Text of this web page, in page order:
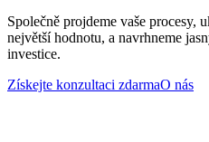
Společně projdeme vaše procesy,
největší hodnotu, a navrhneme
investice.
Získejte konzultaci zdarmaO nás